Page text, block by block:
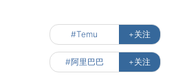
#Temu +关注
#阿里巴巴 +关注